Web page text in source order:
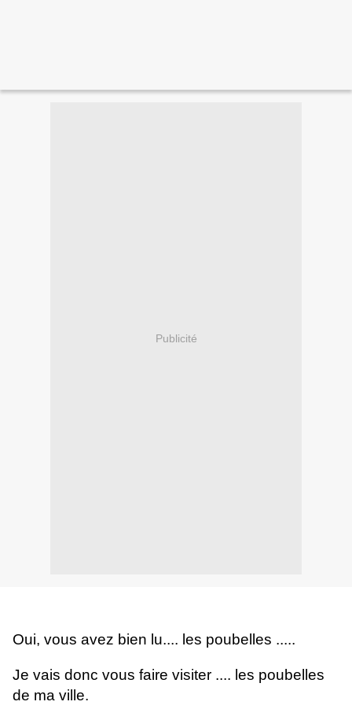
Publicité
Oui, vous avez bien lu.... les poubelles .....
Je vais donc vous faire visiter .... les poubelles
de ma ville.